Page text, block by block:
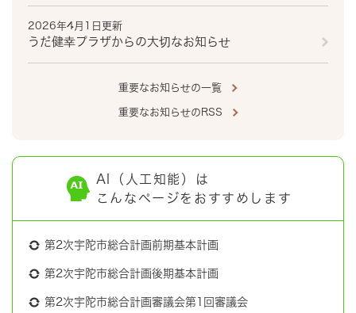
2026年4月1日更新
うだ健幸プラザからの大切なお知らせ
重要なお知らせの一覧
重要なお知らせのRSS
AI（人工知能）は
こんなページをおすすめします
第2次宇陀市総合計画前期基本計画
第2次宇陀市総合計画後期基本計画
第2次宇陀市総合計画審議会第1回審議会